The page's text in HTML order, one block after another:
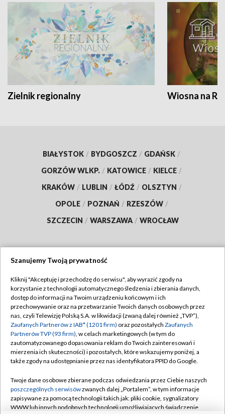
Zielnik regionalny Wiosna na
BIAŁYSTOK / BYDGOSZCZ / GDAŃSK /
GORZÓW WLKP. / KATOWICE / KIELCE /
KRAKÓW / LUBLIN / ŁÓDŹ / OLSZTYN /
OPOLE / POZNAŃ / RZESZÓW /
SZCZECIN / WARSZAWA / WROCŁAW
TVP
Abonament TVP
Emisja w TVP
Centrum informacji TVP
Naziemna Telewizja Cyfrowa
Rada Programowa
System NOS
Regulamin TVP
Polityka prywatności
Moje zgody
Pomoc
Kontakt
Szanujemy Twoją prywatność
Kliknij "Akceptuję i przechodzę do serwisu", aby wyrazić zgody na
korzystanie z technologii automatycznego śledzenia i zbierania danych,
dostęp do informacji na Twoim urządzeniu końcowym i ich
przechowywanie oraz na przetwarzanie Twoich danych osobowych przez
nas, czyli Telewizję Polską S.A. w likwidacji (zwaną dalej również „TVP”),
Zaufanych Partnerów z IAB* (1201 firm) oraz pozostałych Zaufanych
Partnerów TVP (93 firm), w celach marketingowych (w tym do
zautomatyzowanego dopasowania reklam do Twoich zainteresowań i
mierzenia ich skuteczności) i pozostałych, które wskazujemy poniżej, a
także zgody na udostępnianie przez nas identyfikatora PPID do Google.
Twoje dane osobowe zbierane podczas odwiedzania przez Ciebie naszych
poszczególnych serwisówzwanych dalej „Portalem”, w tym informacje
zapisywane za pomocą technologii takich jak: pliki cookie, sygnalizatory
WWW lub innych podobnych technologii umożliwiających świadczenie